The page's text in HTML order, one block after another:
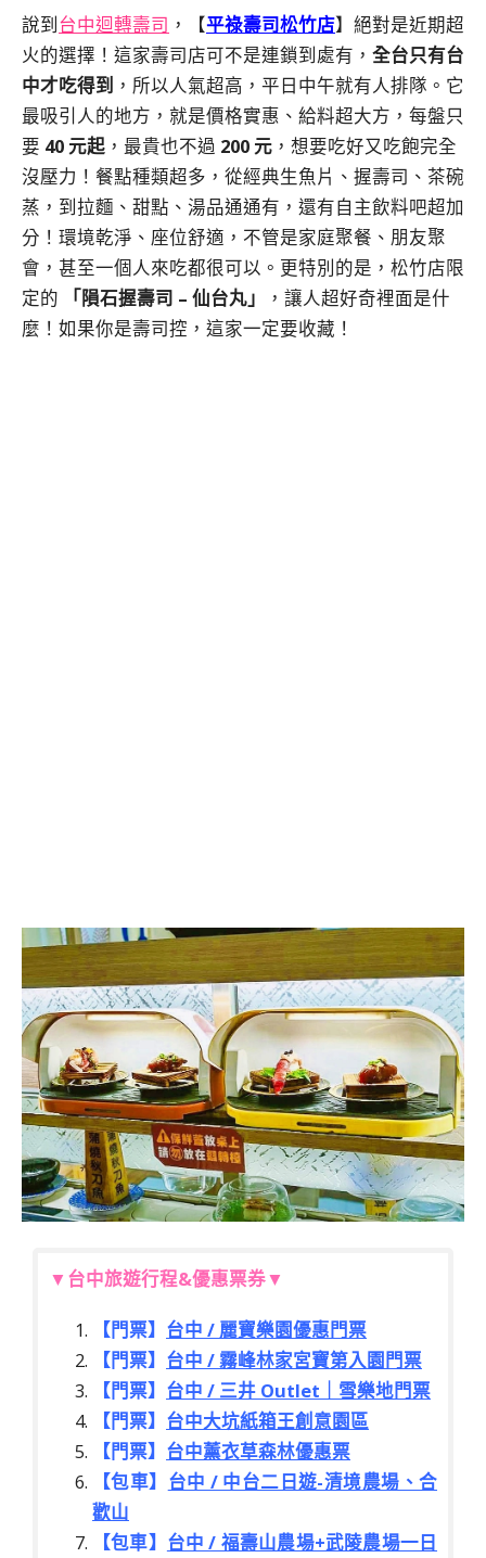
說到台中迴轉壽司 ，【平祿壽司松竹店】絕對是近期超
火的選擇！這家壽司店可不是連鎖到處有， 全台只有台
中才吃得到 ，所以人氣超高，平日中午就有人排隊。它
最吸引人的地方，就是價格實惠、給料超大方，每盤只
要 40 元起 ，最貴也不過 200 元 ，想要吃好又吃飽完全
沒壓力！餐點種類超多，從經典生魚片、握壽司、茶碗
蒸，到拉麵、甜點、湯品通通有，還有自主飲料吧超加
分！環境乾淨、座位舒適，不管是家庭聚餐、朋友聚
會，甚至一個人來吃都很可以。更特別的是，松竹店限
定的
「隕石握壽司 – 仙台丸」
，讓人超好奇裡面是什
麼！如果你是壽司控，這家一定要收藏！
▼台中旅遊行程&優惠票券▼
【門票】 台中 / 麗寶樂園優惠門票
【門票】 台中 / 霧峰林家宮寶第入園門票
【門票】 台中 / 三井 Outlet｜雪樂地門票
【門票】 台中大坑紙箱王創意園區
【門票】 台中薰衣草森林優惠票
【包車】 台中 / 中台二日遊-清境農場、合
歡山
【包車】 台中 / 福壽山農場+武陵農場一日